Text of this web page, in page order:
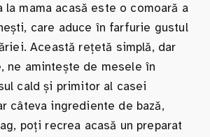
la mama acasă este o comoară a
care aduce în farfurie gustul
Această rețetă simplă, dar
ne amintește de mesele în
cald și primitor al casei
câteva ingrediente de bază,
poți recrea acasă un preparat